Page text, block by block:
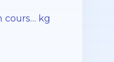
cours… kg